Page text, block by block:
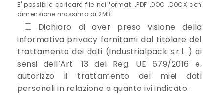
E' possibile caricare file nei formati .PDF .DOC .DOCX con
dimensione massima di 2MB
Dichiaro di aver preso visione della
informativa privacy fornitami dal titolare del
trattamento dei dati (Industrialpack s.r.l. ) ai
sensi dell’Art. 13 del Reg. UE 679/2016 e,
autorizzo il trattamento dei miei dati
personali in relazione a quanto ivi indicato.